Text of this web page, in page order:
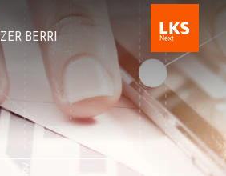
ZER BERRI